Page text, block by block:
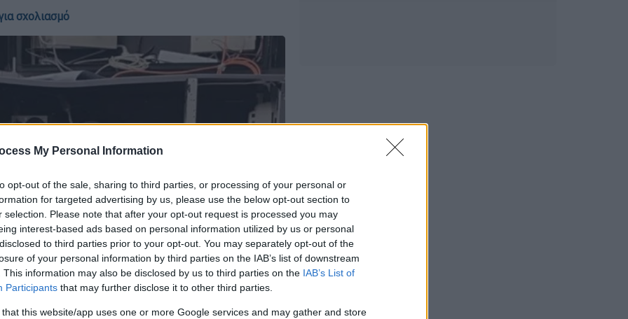
My Personal Information
opt-out of the sale, sharing to third parties, or processing of your personal or
for targeted advertising by us, please use the below opt-out section to
selection. Please note that after your opt-out request is processed you may
interest-based ads based on personal information utilized by us or personal
to third parties prior to your opt-out. You may separately opt-out of the
of your personal information by third parties on the IAB’s list of downstream
This information may also be disclosed by us to third parties on the IAB’s List of
Participants that may further disclose it to other third parties.
that this website/app uses one or more Google services and may gather and store
σχολιασμό